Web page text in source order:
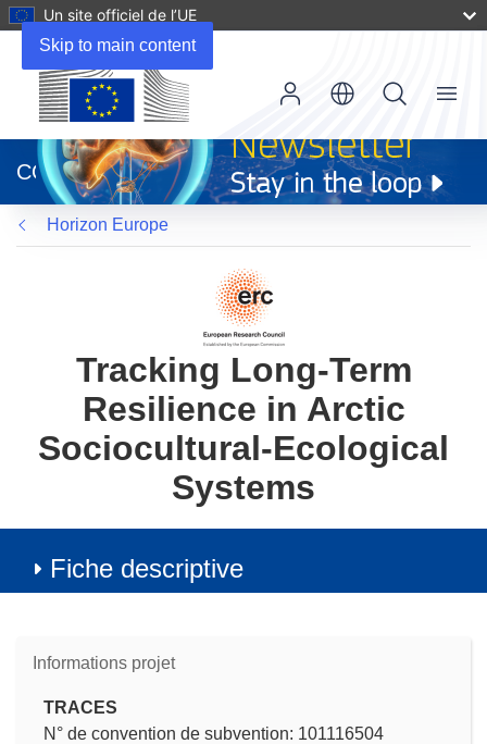
Skip to main content
Un site officiel de l’UE
dans
une
nouvelle
fenêtre)
CORDIS
Menu
Horizon Europe
Tracking Long-Term
Resilience in Arctic
Sociocultural-Ecological
Systems
Fiche descriptive
Informations projet
TRACES
N° de convention de subvention: 101116504